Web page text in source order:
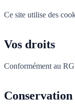
Ce site utilise des
Vos droits
Conformément au
Conservation